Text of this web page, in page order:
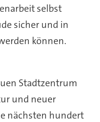
selbst
sicher und in
können.
Stadtzentrum
und neuer
nächsten hundert